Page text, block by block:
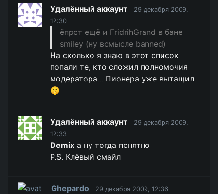
Удалённый аккаунт
29 декабря 2009,
12:30
ёпрст ещё и FridrihGrand в бане
smiley (ну всмысле banned)
На сколько я знаю в этот список
попали те, кто сложил полномочия
модератора... Пионера уже вытащил
🤫
Удалённый аккаунт
29 декабря 2009,
12:33
Demix а ну тогда понятно
P.S. Клёвый смайл
Ghepardo 29 декабря 2009, 12:36